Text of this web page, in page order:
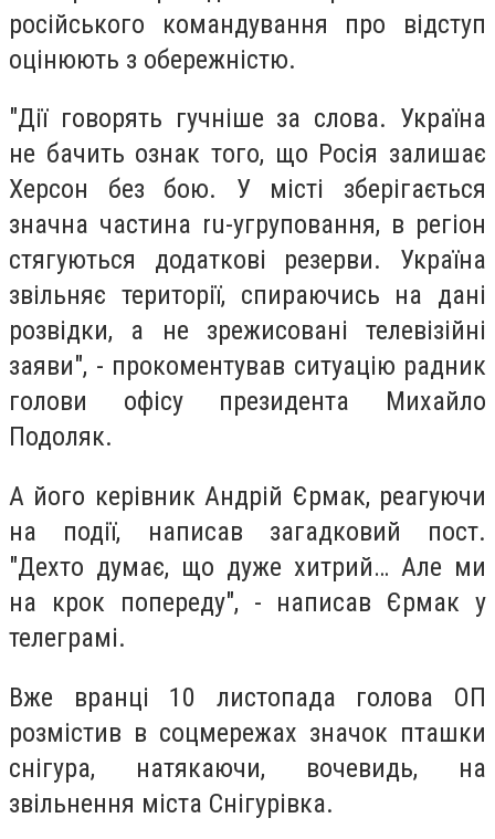
російського командування про відступ
оцінюють з обережністю.
"Дії говорять гучніше за слова. Україна
не бачить ознак того, що Росія залишає
Херсон без бою. У місті зберігається
значна частина ru-угруповання, в регіон
стягуються додаткові резерви. Україна
звільняє території, спираючись на дані
розвідки, а не зрежисовані телевізійні
заяви", - прокоментував ситуацію радник
голови офісу президента Михайло
Подоляк.
А його керівник Андрій Єрмак, реагуючи
на події, написав загадковий пост.
"Дехто думає, що дуже хитрий… Але ми
на крок попереду", - написав Єрмак у
телеграмі.
Вже вранці 10 листопада голова ОП
розмістив в соцмережах значок пташки
снігура, натякаючи, вочевидь, на
звільнення міста Снігурівка.